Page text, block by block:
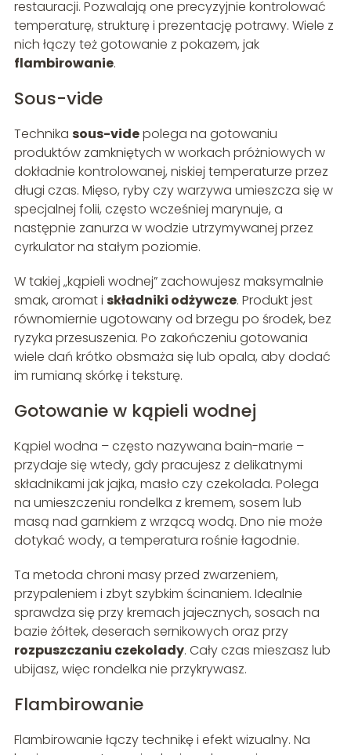
restauracji. Pozwalają one precyzyjnie kontrolować
temperaturę, strukturę i prezentację potrawy. Wiele z
nich łączy też gotowanie z pokazem, jak
flambirowanie.
Sous-vide
Technika sous-videpolega na gotowaniu
produktów zamkniętych w workach próżniowych w
dokładnie kontrolowanej, niskiej temperaturze przez
długi czas. Mięso, ryby czy warzywa umieszcza się w
specjalnej folii, często wcześniej marynuje, a
następnie zanurza w wodzie utrzymywanej przez
cyrkulator na stałym poziomie.
W takiej „kąpieli wodnej” zachowujesz maksymalnie
smak, aromat i składniki odżywcze. Produkt jest
równomiernie ugotowany od brzegu po środek, bez
ryzyka przesuszenia. Po zakończeniu gotowania
wiele dań krótko obsmaża się lub opala, aby dodać
im rumianą skórkę i teksturę.
Gotowanie w kąpieli wodnej
Kąpiel wodna – często nazywana bain-marie –
przydaje się wtedy, gdy pracujesz z delikatnymi
składnikami jak jajka, masło czy czekolada. Polega
na umieszczeniu rondelka z kremem, sosem lub
masą nad garnkiem z wrzącą wodą. Dno nie może
dotykać wody, a temperatura rośnie łagodnie.
Ta metoda chroni masy przed zwarzeniem,
przypaleniem i zbyt szybkim ścinaniem. Idealnie
sprawdza się przy kremach jajecznych, sosach na
bazie żółtek, deserach sernikowych oraz przy
rozpuszczaniu czekolady. Cały czas mieszasz lub
ubijasz, więc rondelka nie przykrywasz.
Flambirowanie
Flambirowanie łączy technikę i efekt wizualny. Na